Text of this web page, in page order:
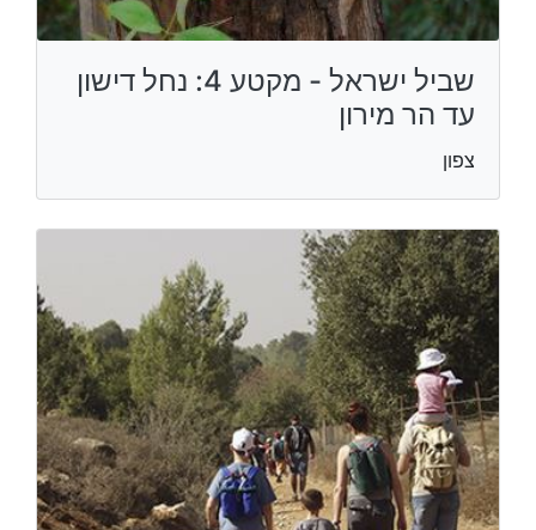
שביל ישראל - מקטע 4: נחל דישון
עד הר מירון
צפון